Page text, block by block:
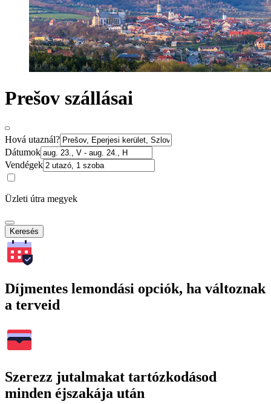
Prešov szállásai
Hová utaznál?
Dátumok
Vendégek
Üzleti útra megyek
Keresés
Díjmentes lemondási opciók, ha változnak
a terveid
Szerezz jutalmakat tartózkodásod
minden éjszakája után